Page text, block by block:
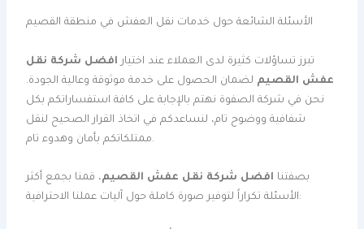
الأسئلة الشائعة حول خدمات نقل العفش في منطقة القصيم
تبرز تساؤلات كثيرة لدى العملاء عند اختيار افضل شركة نقل
عفش القصيم لضمان الحصول على خدمة موثوقة وعالية الجودة.
نحن في شركة الصفوة نهتم بالإجابة على كافة استفساراتكم بكل
شفافية ووضوح تام، لنساعدكم في اتخاذ القرار الصحيح لنقل
ممتلكاتكم بأمان وهدوء تام.
بصفتنا افضل شركة نقل عفش القصيم، قمنا بجمع أكثر
الأسئلة تكراراً لتوفير صورة كاملة حول آليات عملنا الاحترافية: